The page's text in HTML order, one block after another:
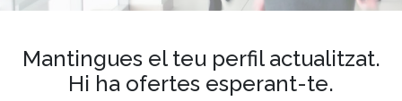
Mantingues el teu perfil actualitzat.
Hi ha ofertes esperant-te.